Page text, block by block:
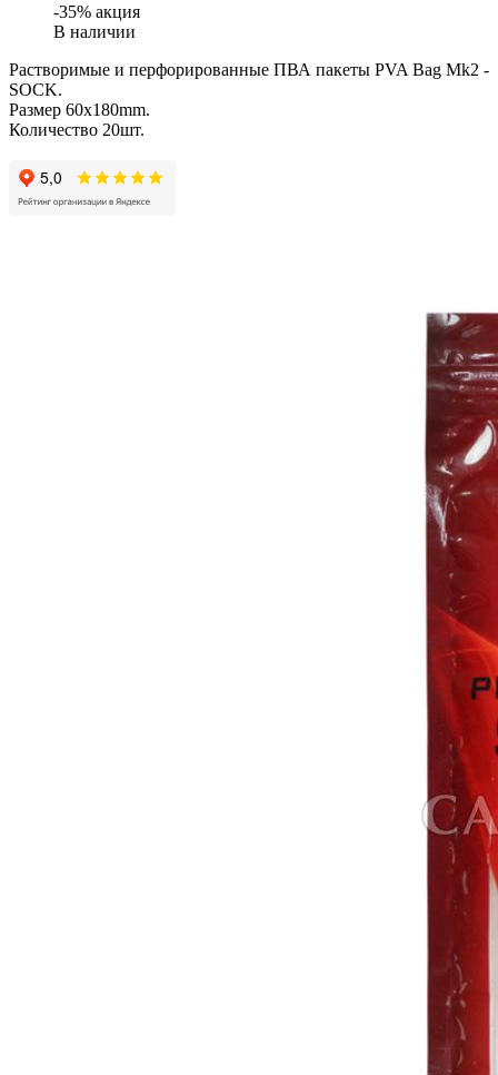
-35% акция
В наличии
Растворимые и перфорированные ПВА пакеты PVA Bag Mk2 -
SOCK.
Размер 60x180mm.
Количество 20шт.